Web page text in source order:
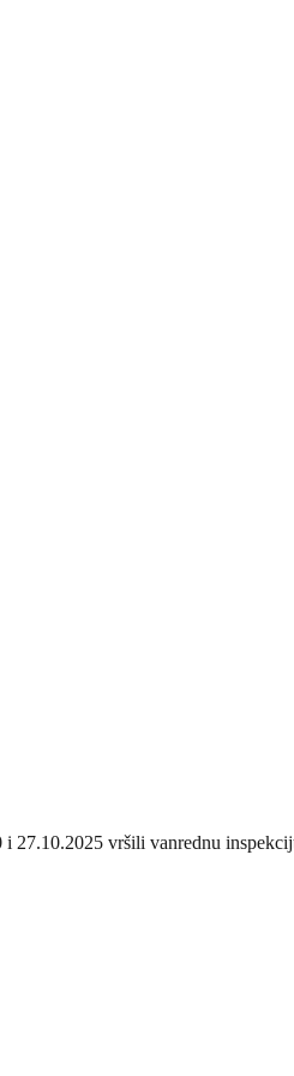
vršili vanrednu